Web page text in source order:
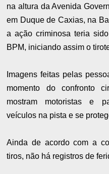
na altura da Avenida
em Duque de Caxias, na
a ação criminosa teria
BPM, iniciando assim o
Imagens feitas pelas
momento do confronto
mostram motoristas e
veículos na pista e se
Ainda de acordo com a
tiros, não há registros de